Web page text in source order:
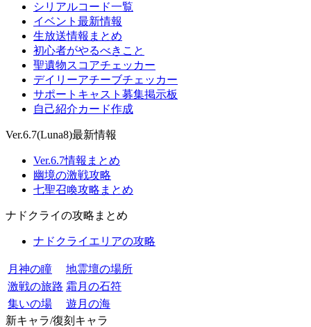
シリアルコード一覧
イベント最新情報
生放送情報まとめ
初心者がやるべきこと
聖遺物スコアチェッカー
デイリーアチーブチェッカー
サポートキャスト募集掲示板
自己紹介カード作成
Ver.6.7(Luna8)最新情報
Ver.6.7情報まとめ
幽境の激戦攻略
七聖召喚攻略まとめ
ナドクライの攻略まとめ
ナドクライエリアの攻略
月神の瞳
地霊壇の場所
激戦の旅路 霜月の石符
集いの場
遊月の海
新キャラ/復刻キャラ